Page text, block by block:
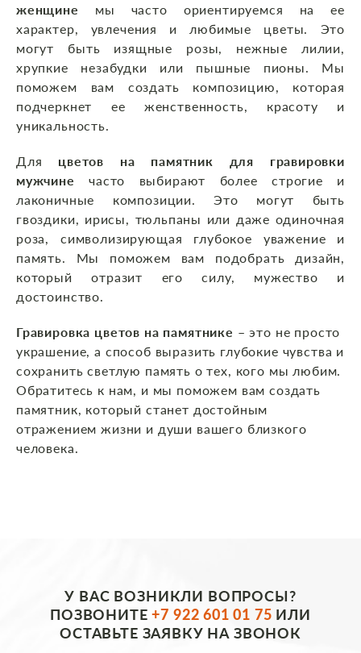
женщине мы часто ориентируемся на ее
характер, увлечения и любимые цветы. Это
могут быть изящные розы, нежные лилии,
хрупкие незабудки или пышные пионы. Мы
поможем вам создать композицию, которая
подчеркнет ее женственность, красоту и
уникальность.
Для цветов на памятник для гравировки
мужчине часто выбирают более строгие и
лаконичные композиции. Это могут быть
гвоздики, ирисы, тюльпаны или даже одиночная
роза, символизирующая глубокое уважение и
память. Мы поможем вам подобрать дизайн,
который отразит его силу, мужество и
достоинство.
Гравировка цветов на памятнике – это не просто
украшение, а способ выразить глубокие чувства и
сохранить светлую память о тех, кого мы любим.
Обратитесь к нам, и мы поможем вам создать
памятник, который станет достойным
отражением жизни и души вашего близкого
человека.
У ВАС ВОЗНИКЛИ ВОПРОСЫ?
ПОЗВОНИТЕ+7 922 601 01 75 ИЛИ
ОСТАВЬТЕ ЗАЯВКУ НА ЗВОНОК